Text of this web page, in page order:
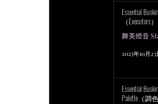
Essential
（Executors）
舞美燈音
2025年10月23
Essential
Palette（調